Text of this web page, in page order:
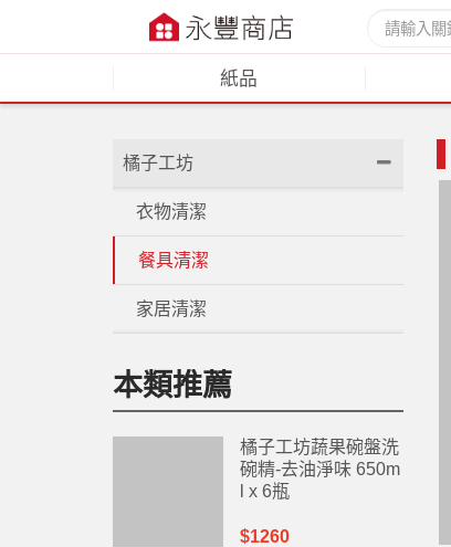
紙品
橘子工坊
衣物清潔
餐具清潔
家居清潔
本類推薦
橘子工坊蔬果碗盤洗
碗精-去油淨味 650m
l x 6瓶
$1260